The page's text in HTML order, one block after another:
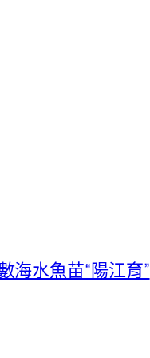
海水魚苗“陽江育”